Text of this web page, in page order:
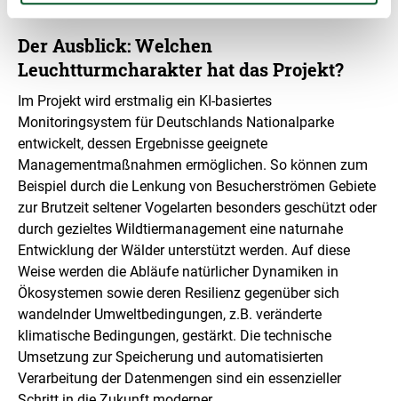
Jüterbog und Lieberose).
Der Ausblick: Welchen
Leuchtturmcharakter hat das Projekt?
Im Projekt wird erstmalig ein KI-basiertes
Monitoringsystem für Deutschlands Nationalparke
entwickelt, dessen Ergebnisse geeignete
Managementmaßnahmen ermöglichen. So können zum
Beispiel durch die Lenkung von Besucherströmen Gebiete
zur Brutzeit seltener Vogelarten besonders geschützt oder
durch gezieltes Wildtiermanagement eine naturnahe
Entwicklung der Wälder unterstützt werden. Auf diese
Weise werden die Abläufe natürlicher Dynamiken in
Ökosystemen sowie deren Resilienz gegenüber sich
wandelnder Umweltbedingungen, z.B. veränderte
klimatische Bedingungen, gestärkt. Die technische
Umsetzung zur Speicherung und automatisierten
Verarbeitung der Datenmengen sind ein essenzieller